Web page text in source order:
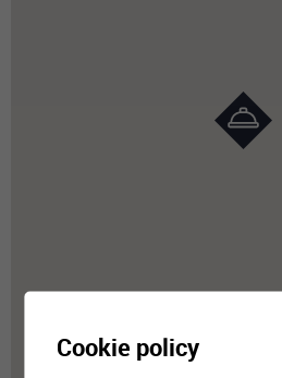
Cookie policy